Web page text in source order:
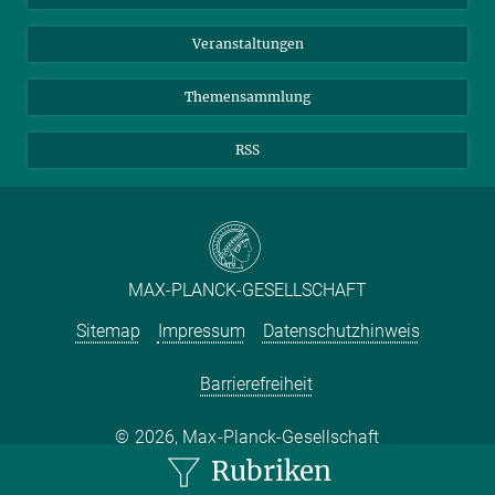
Rubriken
YouTube
Veranstaltungen
Themensammlung
RSS
MAX-PLANCK-GESELLSCHAFT
Sitemap
Impressum Datenschutzhinweis
Barrierefreiheit
2026, Max-Planck-Gesellschaft